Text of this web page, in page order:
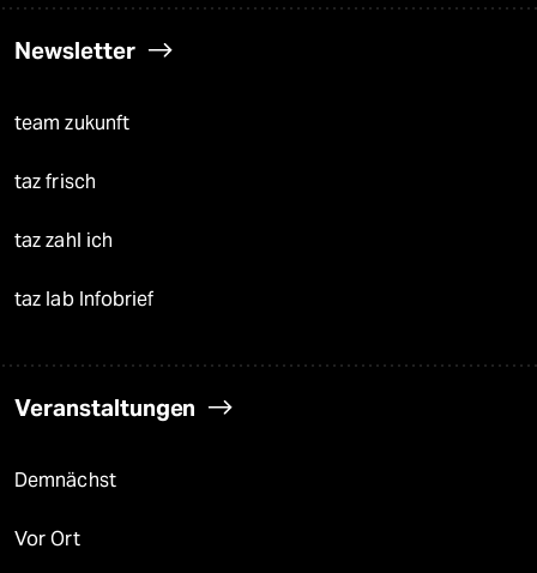
Newsletter
team zukunft
taz frisch
taz zahl ich
taz lab Infobrief
Veranstaltungen
Demnächst
Vor Ort